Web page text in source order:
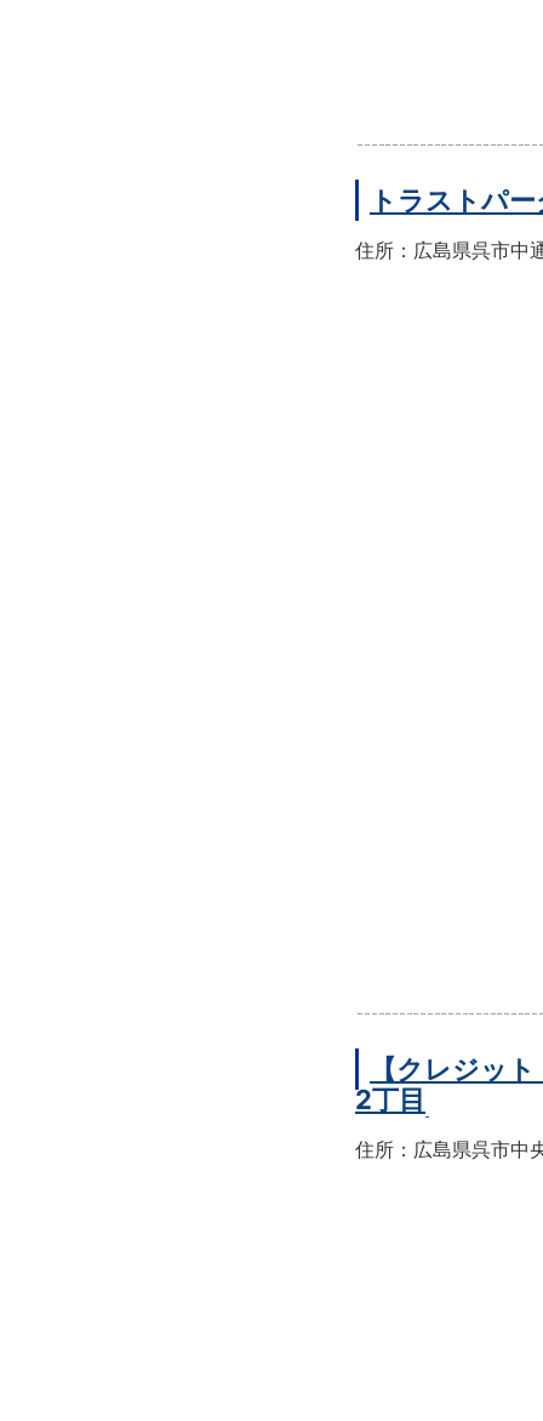
トラストパ
住所：広島県呉市中
【クレジッ
2丁目
住所：広島県呉市中